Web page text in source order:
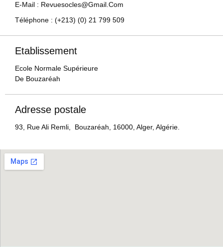
E-Mail : Revuesocles@gmail.com
Téléphone : (+213) (0) 21 799 509
Etablissement
Ecole Normale Supérieure
De Bouzaréah
Adresse postale
93, Rue Ali Remli, Bouzaréah, 16000, Alger, Algérie.